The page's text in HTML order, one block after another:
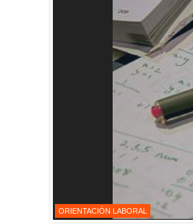
ORIENTACIÓN LABORAL